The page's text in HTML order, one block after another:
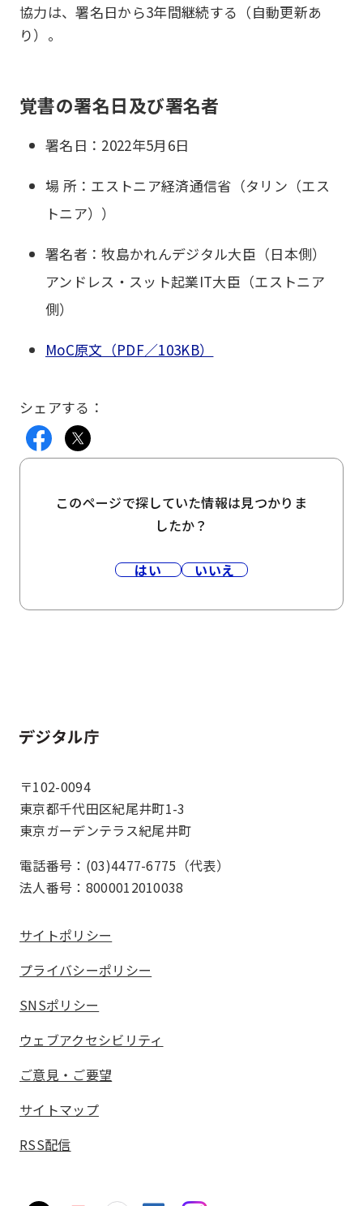
協力は、署名日から3年間継続する（自動更新あ
り）。
覚書の署名日及び署名者
署名日：2022年5月6日
場 所：エストニア経済通信省（タリン（エス
トニア））
署名者：牧島かれんデジタル大臣（日本側）
アンドレス・スット起業IT大臣（エストニア
側）
MoC原文（PDF／103KB）
シェアする：
このページで探していた情報は見つかりま
したか？
はい いいえ
ホーム
〒102-0094
東京都千代田区紀尾井町1-3
東京ガーデンテラス紀尾井町
電話番号：(03)4477-6775（代表）
法人番号：8000012010038
サイトポリシー
プライバシーポリシー
SNSポリシー
ウェブアクセシビリティ
ご意見・ご要望
サイトマップ
RSS配信